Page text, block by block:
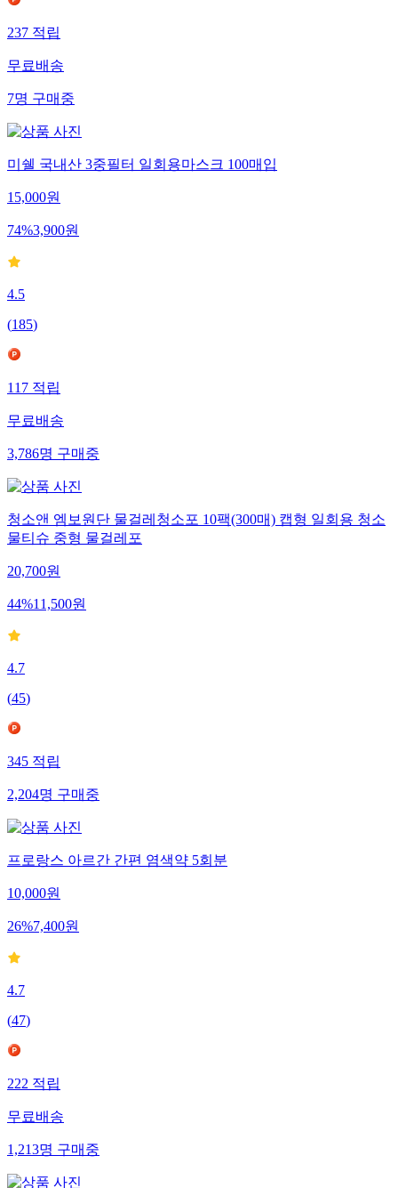
237적립
무료배송
7명구매중
미쉘 국내산 3중필터 일회용마스크 100매입
15,000원
74%3,900원
4.5
(185)
117적립
무료배송
3,786명구매중
청소앤 엠보원단 물걸레청소포 10팩(300매) 캡형 일회용 청소
물티슈 중형 물걸레포
20,700원
44%11,500원
4.7
(45)
345적립
2,204명구매중
프로랑스 아르간 간편 염색약 5회분
10,000원
26%7,400원
4.7
(47)
222적립
무료배송
1,213명구매중